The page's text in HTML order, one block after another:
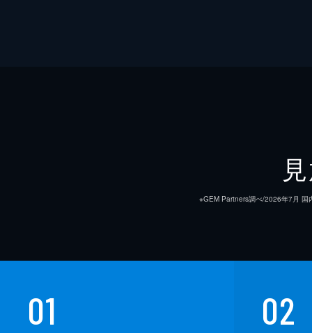
※GEM Partners調べ/2026年7⽉ 国
01 02